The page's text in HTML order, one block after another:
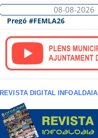
REVISTA DIGITAL INFOALDAIA